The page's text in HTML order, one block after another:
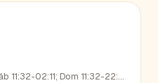
02:11; Dom 11:32-22:51